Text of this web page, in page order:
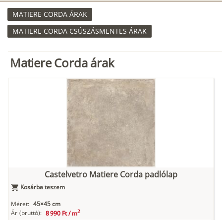
MATIERE CORDA ÁRAK
MATIERE CORDA CSÚSZÁSMENTES ÁRAK
Matiere Corda árak
Castelvetro Matiere Corda padlólap
Kosárba teszem
Méret: 45×45 cm
Ár (bruttó): 8 990 Ft /m2